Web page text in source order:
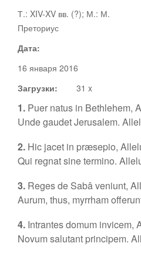
Документы
Статьи
Видео
Адвент
Рождество
Великий пост
Пасха
Т.: XIV-XV вв. (?); М.: М.
Преториус
Дата:
16 января 2016
Загрузки:
31 x
1. Puer natus in Bethlehem,
Unde gaudet Jerusalem.
2. Hic jacet in præsepio,
Qui regnat sine termino.
3. Reges de Sabâ veniunt,
Aurum, thus, myrrham
4. Intrantes domum invicem,
Novum salutant principem.